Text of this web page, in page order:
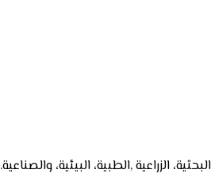
الزراعية ,الطبية، البيئية، والصناعية.